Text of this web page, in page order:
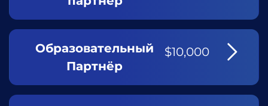
Образовательный
Партнёр
$10,000